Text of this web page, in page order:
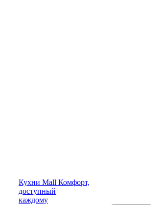
Кухни Mall Комфорт,
доступный
каждому